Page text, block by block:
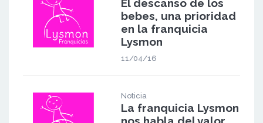
El descanso de los
bebes, una prioridad
en la franquicia
Lysmon
11/04/16
Noticia
La franquicia Lysmon